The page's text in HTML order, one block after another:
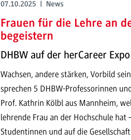
07.10.2025 | News
Frauen für die Lehre an
begeistern
DHBW auf der herCareer
Wachsen, andere stärken, Vorbild
sprechen 5 DHBW-Professorinnen
Prof. Kathrin Kölbl aus Mannheim,
lehrende Frau an der Hochschule hat
Studentinnen und auf die